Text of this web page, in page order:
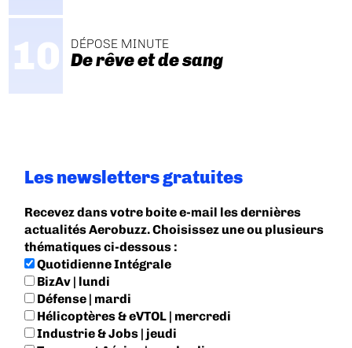
DÉPOSE MINUTE
De rêve et de sang
Les newsletters gratuites
Recevez dans votre boite e-mail les dernières
actualités Aerobuzz. Choisissez une ou plusieurs
thématiques ci-dessous :
Quotidienne Intégrale
BizAv | lundi
Défense | mardi
Hélicoptères & eVTOL | mercredi
Industrie & Jobs | jeudi